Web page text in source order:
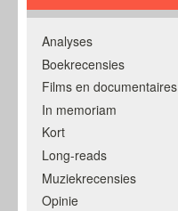
Analyses
Boekrecensies
Films en documentaires
In memoriam
Kort
Long-reads
Muziekrecensies
Opinie